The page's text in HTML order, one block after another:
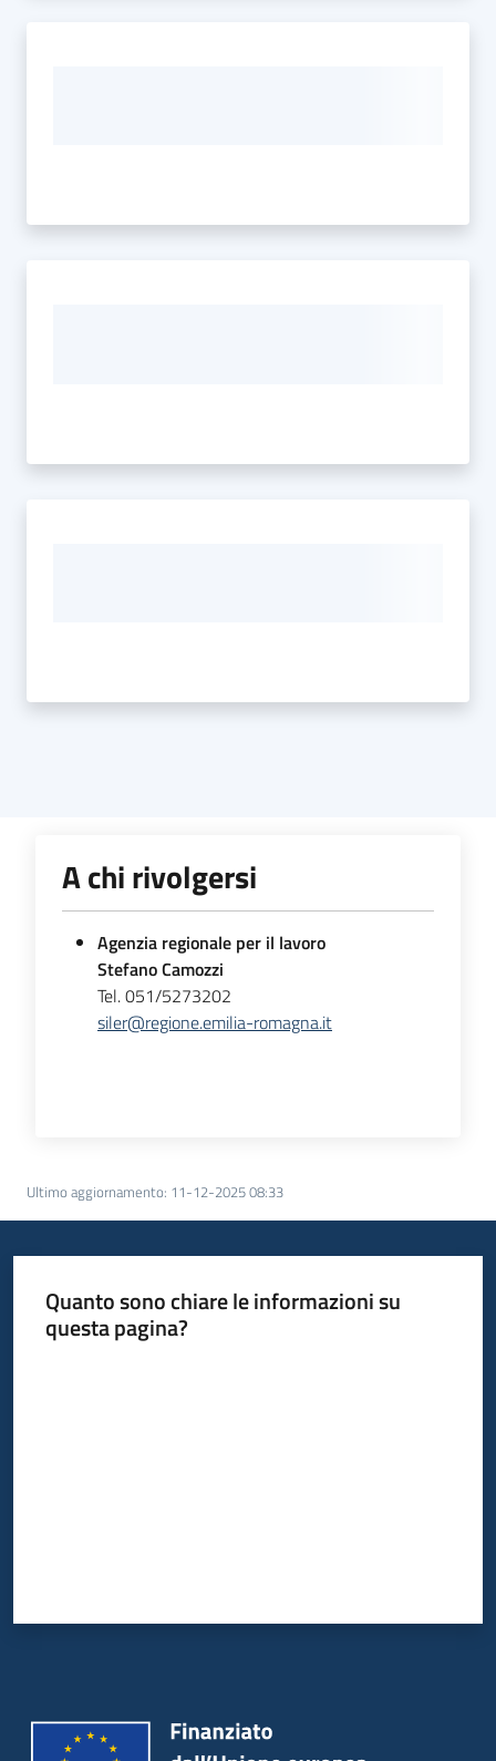
A chi rivolgersi
Agenzia regionale per il lavoro
Stefano Camozzi
Tel. 051/5273202
siler@regione.emilia-romagna.it
Ultimo aggiornamento: 11-12-2025 08:33
Quanto sono chiare le informazioni su
questa pagina?